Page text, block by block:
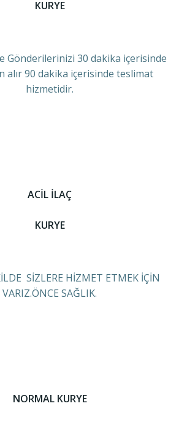
KURYE
Gönderilerinizi 30 dakika içerisinde
alır 90 dakika içerisinde teslimat
hizmetidir.
ACİL İLAÇ
KURYE
SİZLERE HİZMET ETMEK İÇİN
VARIZ.ÖNCE SAĞLIK.
NORMAL KURYE